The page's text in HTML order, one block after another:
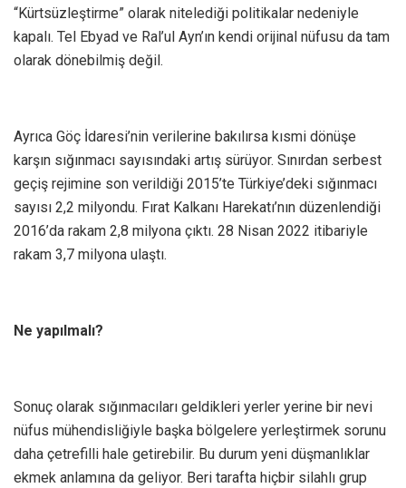
“Kürtsüzleştirme” olarak nitelediği politikalar nedeniyle
kapalı. Tel Ebyad ve Ral’ul Ayn’ın kendi orijinal nüfusu da tam
olarak dönebilmiş değil.
Ayrıca Göç İdaresi’nin verilerine bakılırsa kısmi dönüşe
karşın sığınmacı sayısındaki artış sürüyor. Sınırdan serbest
geçiş rejimine son verildiği 2015’te Türkiye’deki sığınmacı
sayısı 2,2 milyondu. Fırat Kalkanı Harekatı’nın düzenlendiği
2016’da rakam 2,8 milyona çıktı. 28 Nisan 2022 itibariyle
rakam 3,7 milyona ulaştı.
Ne yapılmalı?
Sonuç olarak sığınmacıları geldikleri yerler yerine bir nevi
nüfus mühendisliğiyle başka bölgelere yerleştirmek sorunu
daha çetrefilli hale getirebilir. Bu durum yeni düşmanlıklar
ekmek anlamına da geliyor. Beri tarafta hiçbir silahlı grup